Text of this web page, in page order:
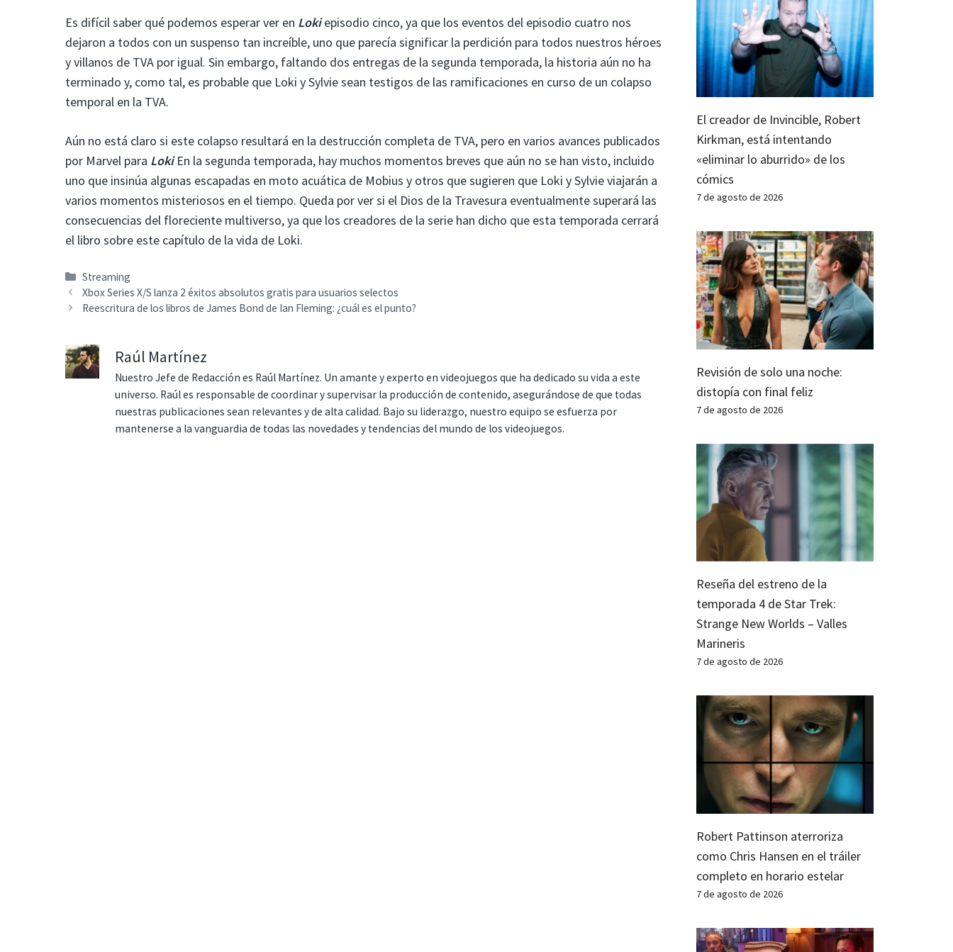
Es difícil saber qué podemos esperar ver en Lokiepisodio cinco, ya que los eventos del episodio cuatro nos
dejaron a todos con un suspenso tan increíble, uno que parecía significar la perdición para todos nuestros héroes
y villanos de TVA por igual. Sin embargo, faltando dos entregas de la segunda temporada, la historia aún no ha
terminado y, como tal, es probable que Loki y Sylvie sean testigos de las ramificaciones en curso de un colapso
temporal en la TVA.
Aún no está claro si este colapso resultará en la destrucción completa de TVA, pero en varios avances publicados
por Marvel para LokiEn la segunda temporada, hay muchos momentos breves que aún no se han visto, incluido
uno que insinúa algunas escapadas en moto acuática de Mobius y otros que sugieren que Loki y Sylvie viajarán a
varios momentos misteriosos en el tiempo. Queda por ver si el Dios de la Travesura eventualmente superará las
consecuencias del floreciente multiverso, ya que los creadores de la serie han dicho que esta temporada cerrará
el libro sobre este capítulo de la vida de Loki.
Categorías
Streaming
Xbox Series X/S lanza 2 éxitos absolutos gratis para usuarios selectos
Reescritura de los libros de James Bond de Ian Fleming: ¿cuál es el punto?
Raúl Martínez
Nuestro Jefe de Redacción es Raúl Martínez. Un amante y experto en videojuegos que ha dedicado su vida a este
universo. Raúl es responsable de coordinar y supervisar la producción de contenido, asegurándose de que todas
nuestras publicaciones sean relevantes y de alta calidad. Bajo su liderazgo, nuestro equipo se esfuerza por
mantenerse a la vanguardia de todas las novedades y tendencias del mundo de los videojuegos.
El creador de Invincible, Robert
Kirkman, está intentando
«eliminar lo aburrido» de los
cómics
7 de agosto de 2026
Revisión de solo una noche:
distopía con final feliz
7 de agosto de 2026
Reseña del estreno de la
temporada 4 de Star Trek:
Strange New Worlds – Valles
Marineris
7 de agosto de 2026
Robert Pattinson aterroriza
como Chris Hansen en el tráiler
completo en horario estelar
7 de agosto de 2026